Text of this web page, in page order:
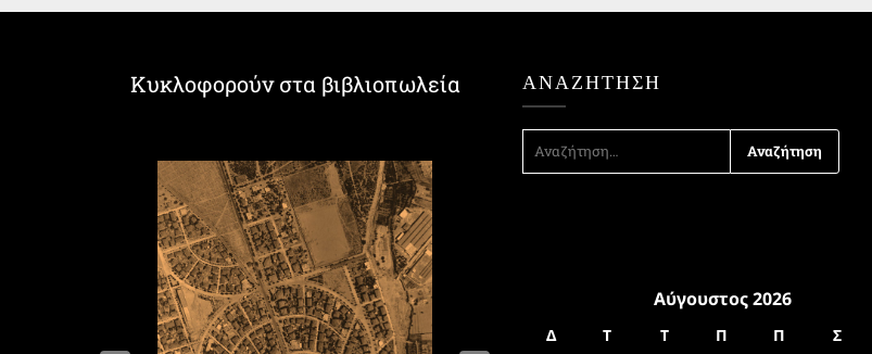
Κυκλοφορούν στα βιβλιοπωλεία ΑΝΑΖΉΤΗΣΗ
ΓΙΑ:
Αύγουστος 2026
Δ Τ Τ Π Π Σ